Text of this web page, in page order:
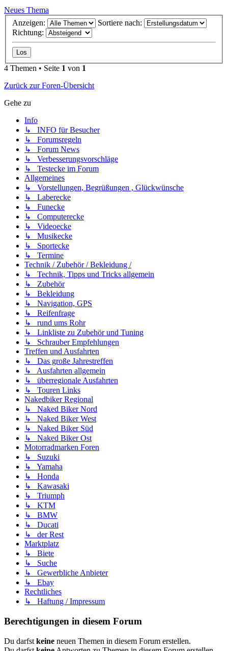
Neues Thema
Anzeigen:
Sortiere nach:
Richtung:
4 Themen • Seite 1 von 1
Zurück zur Foren-Übersicht
Gehe zu
Info
↳ INFO für Besucher
↳ Forumsregeln
↳ Forum News
↳ Verbesserungsvorschläge
↳ Testecke im Forum
Allgemeines
↳ Vorstellungen, Begrüßungen , Glückwünsche
↳ Laberecke
↳ Funecke
↳ Computerecke
↳ Videoecke
↳ Musikecke
↳ Sportecke
↳ Termine
Technik / Zubehör / Bekleidung /
↳ Technik, Tipps und Tricks allgemein
↳ Zubehör
↳ Bekleidung
↳ Navigation, GPS
↳ Reifenfrage
↳ rund ums Rohr
↳ Linkliste zu Zubehör und Tuning
↳ Schrauber Empfehlungen
Treffen und Ausfahrten
↳ Das große Jahrestreffen
↳ Ausfahrten allgemein
↳ überregionale Ausfahrten
↳ Touren Links
Nakedbiker Regional
↳ Naked Biker Nord
↳ Naked Biker West
↳ Naked Biker Süd
↳ Naked Biker Ost
Motorradmarken Foren
↳ Suzuki
↳ Yamaha
↳ Honda
↳ Kawasaki
↳ Triumph
↳ KTM
↳ BMW
↳ Ducati
↳ der Rest
Marktplatz
↳ Biete
↳ Suche
↳ Gewerbliche Anbieter
↳ Ebay
Rechtliches
↳ Haftung / Impressum
Berechtigungen in diesem Forum
Du darfst keine neuen Themen in diesem Forum erstellen.